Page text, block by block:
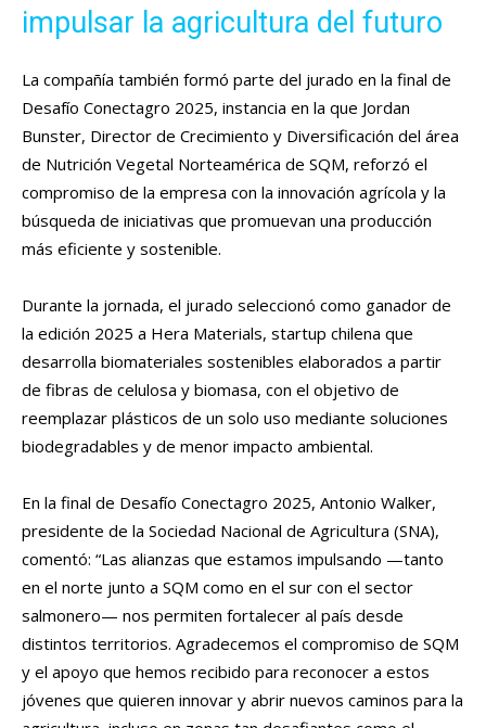
impulsar la agricultura del futuro
La compañía también formó parte del jurado en la final de
Desafío Conectagro 2025, instancia en la que Jordan
Bunster, Director de Crecimiento y Diversificación del área
de Nutrición Vegetal Norteamérica de SQM, reforzó el
compromiso de la empresa con la innovación agrícola y la
búsqueda de iniciativas que promuevan una producción
más eficiente y sostenible.
Durante la jornada, el jurado seleccionó como ganador de
la edición 2025 a Hera Materials, startup chilena que
desarrolla biomateriales sostenibles elaborados a partir
de fibras de celulosa y biomasa, con el objetivo de
reemplazar plásticos de un solo uso mediante soluciones
biodegradables y de menor impacto ambiental.
En la final de Desafío Conectagro 2025, Antonio Walker,
presidente de la Sociedad Nacional de Agricultura (SNA),
comentó: “Las alianzas que estamos impulsando —tanto
en el norte junto a SQM como en el sur con el sector
salmonero— nos permiten fortalecer al país desde
distintos territorios. Agradecemos el compromiso de SQM
y el apoyo que hemos recibido para reconocer a estos
jóvenes que quieren innovar y abrir nuevos caminos para la